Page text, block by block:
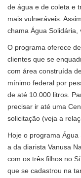
de água e de coleta e
mais vulneráveis.
chama Água Solidária,
O programa oferece
clientes que se
com área construída
mínimo federal por
de até 10.000 litros.
precisar ir até uma
solicitação (veja a
Hoje o programa
a da diarista Vanusa
com os três filhos no
que se cadastrou na